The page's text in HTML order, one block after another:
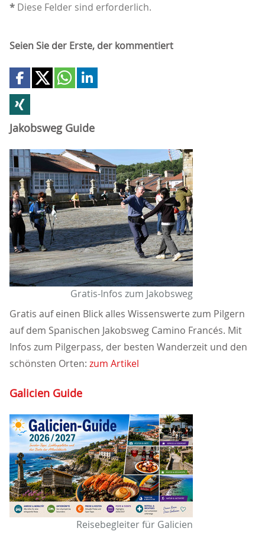
* Diese Felder sind erforderlich.
Seien Sie der Erste, der kommentiert
Jakobsweg Guide
Gratis-Infos zum Jakobsweg
Gratis auf einen Blick alles Wissenswerte zum Pilgern
auf dem Spanischen Jakobsweg Camino Francés. Mit
Infos zum Pilgerpass, der besten Wanderzeit und den
schönsten Orten: zum Artikel
Galicien Guide
Reisebegleiter für Galicien